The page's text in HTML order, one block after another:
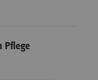
Pflege